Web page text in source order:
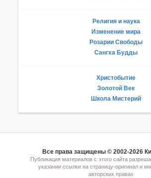
Религия и наука
Изменение мира
Розарии Свободы
Сангха Будды
Христобытие
Золотой Век
Школа Мистерий
Все права защищены © 2002-2026
Публикация материалов с этого сайта
указании ссылки на страницу-оригинал и
авторских правах